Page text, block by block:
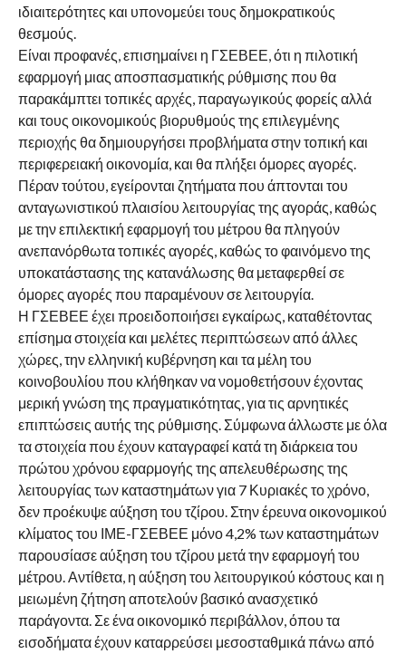
ιδιαιτερότητες και υπονομεύει τους δημοκρατικούς
θεσμούς.
Είναι προφανές, επισημαίνει η ΓΣΕΒΕΕ, ότι η πιλοτική
εφαρμογή μιας αποσπασματικής ρύθμισης που θα
παρακάμπτει τοπικές αρχές, παραγωγικούς φορείς αλλά
και τους οικονομικούς βιορυθμούς της επιλεγμένης
περιοχής θα δημιουργήσει προβλήματα στην τοπική και
περιφερειακή οικονομία, και θα πλήξει όμορες αγορές.
Πέραν τούτου, εγείρονται ζητήματα που άπτονται του
ανταγωνιστικού πλαισίου λειτουργίας της αγοράς, καθώς
με την επιλεκτική εφαρμογή του μέτρου θα πληγούν
ανεπανόρθωτα τοπικές αγορές, καθώς το φαινόμενο της
υποκατάστασης της κατανάλωσης θα μεταφερθεί σε
όμορες αγορές που παραμένουν σε λειτουργία.
Η ΓΣΕΒΕΕ έχει προειδοποιήσει εγκαίρως, καταθέτοντας
επίσημα στοιχεία και μελέτες περιπτώσεων από άλλες
χώρες, την ελληνική κυβέρνηση και τα μέλη του
κοινοβουλίου που κλήθηκαν να νομοθετήσουν έχοντας
μερική γνώση της πραγματικότητας, για τις αρνητικές
επιπτώσεις αυτής της ρύθμισης. Σύμφωνα άλλωστε με όλα
τα στοιχεία που έχουν καταγραφεί κατά τη διάρκεια του
πρώτου χρόνου εφαρμογής της απελευθέρωσης της
λειτουργίας των καταστημάτων για 7 Κυριακές το χρόνο,
δεν προέκυψε αύξηση του τζίρου. Στην έρευνα οικονομικού
κλίματος του ΙΜΕ-ΓΣΕΒΕΕ μόνο 4,2% των καταστημάτων
παρουσίασε αύξηση του τζίρου μετά την εφαρμογή του
μέτρου. Αντίθετα, η αύξηση του λειτουργικού κόστους και η
μειωμένη ζήτηση αποτελούν βασικό ανασχετικό
παράγοντα. Σε ένα οικονομικό περιβάλλον, όπου τα
εισοδήματα έχουν καταρρεύσει μεσοσταθμικά πάνω από